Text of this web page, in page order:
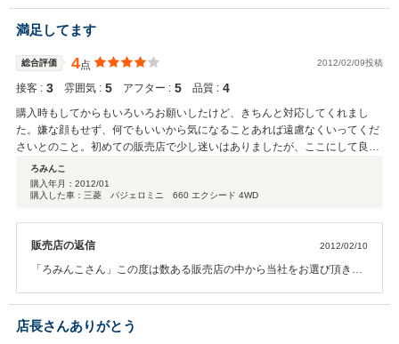
せますように社員一同サポートさせて頂きます。万が一お車の故障・
心配事等御座いましたら、いつでもお声掛け下さい。ご丁寧に御投稿
していただきましてありがとうございました。
満足してます
総合評価 4点 2012/02/09投稿
接客 : 3 雰囲気 : 5 アフター : 5 品質 : 4
購入時もしてからもいろいろお願いしたけど、きちんと対応してくれまし
た。嫌な顔もせず、何でもいいから気になることあれば遠慮なくいってくだ
さいとのこと。初めての販売店で少し迷いはありましたが、ここにして良か
ったです。
ろみんこ
購入年月： 2012/01
購入した車：三菱 パジェロミニ 660 エクシード 4WD
販売店の返信 2012/02/10
「ろみんこさん」この度は数ある販売店の中から当社をお選び頂きま
同最高のアフターサービスをさせていただきたいと思います。当店を
ご指名いただけるだけでも嬉しいばかりです。またお車の故障・心配
事等御座いましたら、いつでもお声掛け下さい。今後とも三和モータ
店長さんありがとう